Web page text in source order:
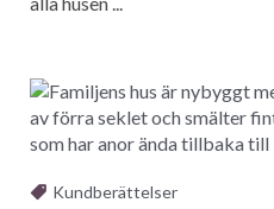
Kundberättelser